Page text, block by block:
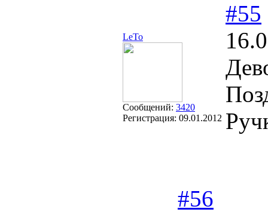
LeTo
Сообщений: 3420
Регистрация: 09.01.2012
#55
#56